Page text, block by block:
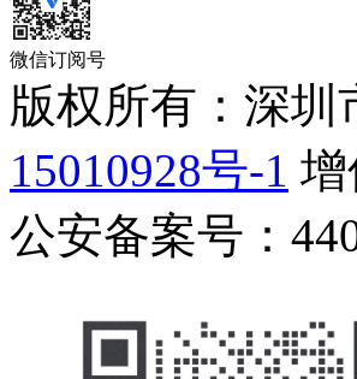
微信订阅号
版权所有：深
15010928号-1 增
公安备案号：